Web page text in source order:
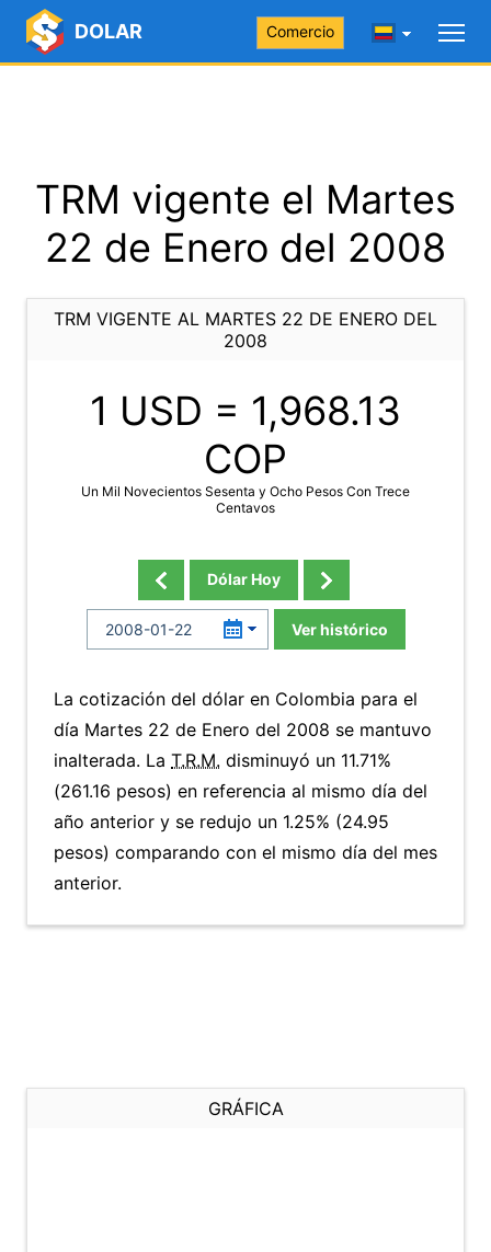
DOLAR Comercio
TRM vigente el Martes
22 de Enero del 2008
TRM VIGENTE AL MARTES 22 DE ENERO DEL
2008
1 USD = 1,968.13
COP
Un Mil Novecientos Sesenta y Ocho Pesos Con Trece
Centavos
Dólar Hoy
Ver histórico
La cotización del dólar en Colombia para el
día Martes 22 de Enero del 2008 se mantuvo
inalterada. La T.R.M. disminuyó un 11.71%
(261.16 pesos) en referencia al mismo día del
año anterior y se redujo un 1.25% (24.95
pesos) comparando con el mismo día del mes
anterior.
GRÁFICA